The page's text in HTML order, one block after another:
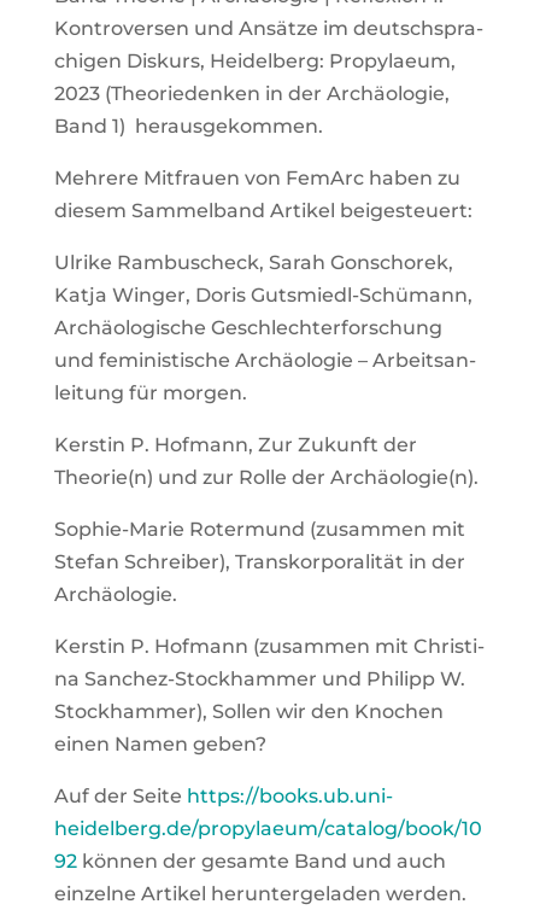
Kon­tro­ver­sen und Ansät­ze im deutsch­spra­
chi­gen Dis­kurs, Hei­del­berg: Pro­py­lae­um,
2023 (Theo­rie­den­ken in der Archäo­lo­gie,
Band 1) her­aus­ge­kom­men.
Meh­re­re Mit­frau­en von Fem­Arc haben zu
die­sem Sam­mel­band Arti­kel bei­gesteu­ert:
Ulri­ke Ram­bu­scheck, Sarah Gon­scho­rek,
Kat­ja Win­ger, Doris Guts­miedl-Schüm­ann,
Archäo­lo­gi­sche Geschlech­ter­for­schung
und femi­nis­ti­sche Archäo­lo­gie – Arbeits­an­
lei­tung für mor­gen.
Kers­tin P. Hof­mann, Zur Zukunft der
Theorie(n) und zur Rol­le der Archäologie(n).
Sophie-Marie Roter­mund (zusam­men mit
Ste­fan Schrei­ber), Trans­kor­po­ra­li­tät in der
Archäo­lo­gie.
Kers­tin P. Hof­mann (zusam­men mit Chris­ti­
na San­chez-Stock­ham­mer und Phil­ipp W.
Stock­ham­mer), Sol­len wir den Kno­chen
einen Namen geben?
Auf der Sei­te https://books.ub.uni-
heidelberg.de/propylaeum/catalog/book/10
92kön­nen der gesam­te Band und auch
ein­zel­ne Arti­kel her­un­ter­ge­la­den wer­den.